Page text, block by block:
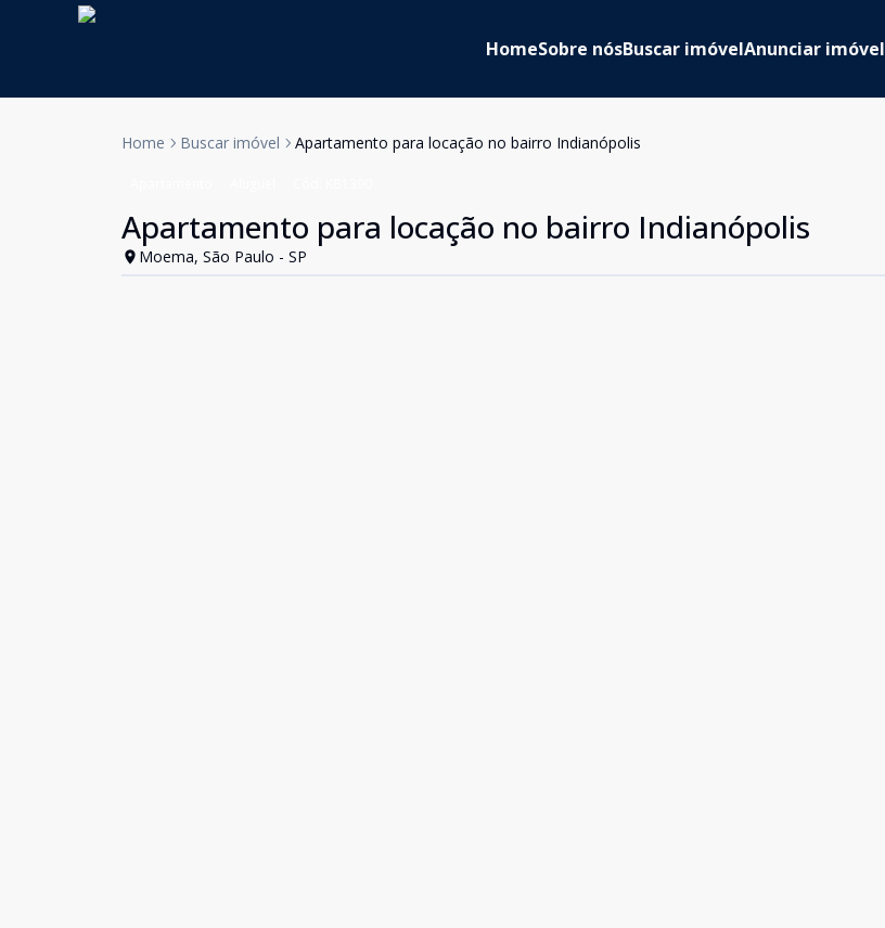
HomeSobre nósBuscar imóvelAnunciar imóvel
Home Buscar imóvel Apartamento para locação no bairro Indianópolis
Apartamento para locação no bairro Indianópolis
Moema, São Paulo - SP